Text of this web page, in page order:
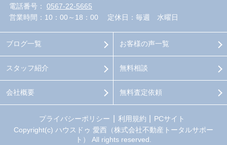
電話番号： 0567-22-5665
営業時間：10：00～18：00
定休日：毎週 水曜日
ブログ一覧
スタッフ紹介
会社概要
お客様の声一覧
無料相談
無料査定依頼
プライバシーポリシー 利用規約
PCサイト
Copyright(c) ハウスドゥ 愛西（株式会社不動産トータルサポー
ト） All rights reserved.